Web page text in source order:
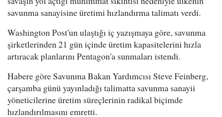
savunma sanayisine üretimi hızlandırma talimatı verdi.
Washington Post'un ulaştığı iç yazışmaya göre, savunma
şirketlerinden 21 gün içinde üretim kapasitelerini hızla
artıracak planlarını Pentagon'a sunmaları istendi.
Habere göre Savunma Bakan Yardımcısı Steve Feinberg,
çarşamba günü yayınladığı talimatta savunma sanayii
yöneticilerine üretim süreçlerinin radikal biçimde
hızlandırılmasını emretti.